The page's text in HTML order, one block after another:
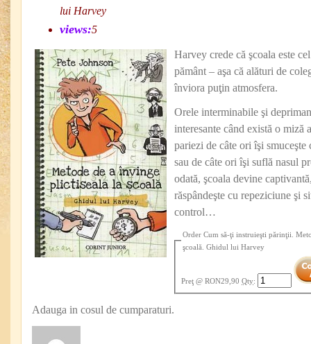
lui Harvey
views:5
Harvey crede că şcoala este
pământ – aşa că alături de
înviora puţin atmosfera.
Orele interminabile şi
interesante când există o miză
pariezi de câte ori îşi
sau de câte ori îşi suflă nasul
odată, şcoala devine
răspândeşte cu repeziciune şi
control…
Order Cum să-ţi instruieşti părinţii.
şcoală. Ghidul lui Harvey
Preţ @ RON29,90 Qty:
Adauga in cosul de cumparaturi.